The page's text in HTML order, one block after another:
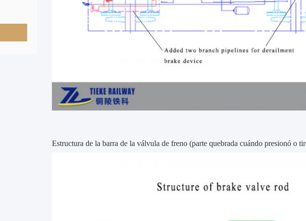
Estructura de la barra de la válvula de freno (parte quebrada cuándo presionó o